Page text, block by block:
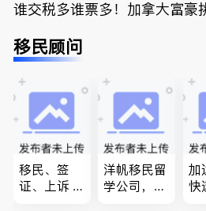
谁交税多谁票多！加拿大富豪
移民顾问
移民、签
证、上诉 --
洋帆移民留
学公司，精
加
快